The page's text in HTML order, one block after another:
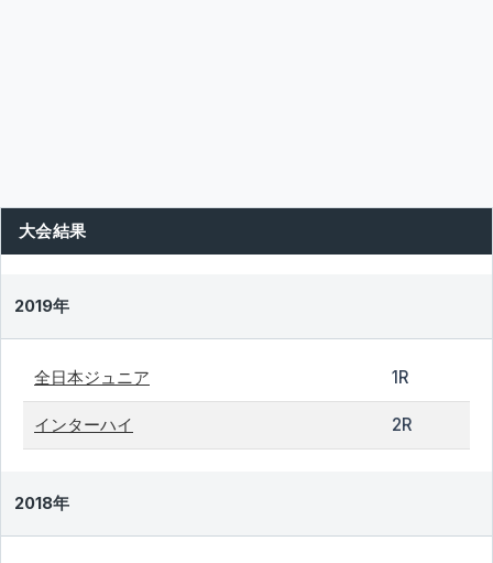
大会結果
2019年
全日本ジュニア 1R
インターハイ 2R
2018年